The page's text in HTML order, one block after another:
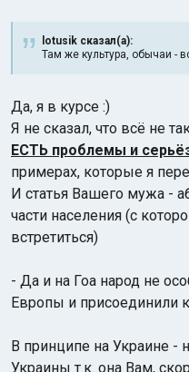
lotusik сказал(а):
Там же культура, обычаи -
Да, я в курсе :)
Я не сказал, что всё не
ЕСТЬ проблемы и
примерах, которые я
И статья Вашего мужа -
части населения (с
встретиться)
- Да и на Гоа народ не
Европы и присоединили
В принципе на Украине -
Украины т.к. она Вам,